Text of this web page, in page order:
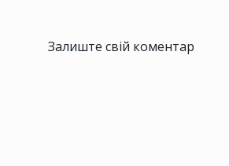
Залиште свій коментар